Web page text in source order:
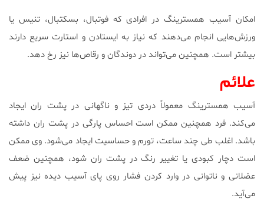
امکان آسیب همسترینگ در افرادی که فوتبال، بسکتبال، تنیس یا
ورزش‌هایی انجام می‌دهند که نیاز به ایستادن و استارت سریع دارند
بیشتر است. همچنین می‌تواند در دوندگان و رقاص‌ها نیز رخ دهد.
علائم
آسیب همسترینگ معمولاً دردی تیز و ناگهانی در پشت ران ایجاد
می‌کند. فرد همچنین ممکن است احساس پارگی در پشت ران داشته
باشد. اغلب طی چند ساعت، تورم و حساسیت ایجاد می‌شود. وی ممکن
است دچار کبودی یا تغییر رنگ در پشت ران شود، همچنین ضعف
عضلانی و ناتوانی در وارد کردن فشار روی پای آسیب دیده نیز پیش
می‌آید.